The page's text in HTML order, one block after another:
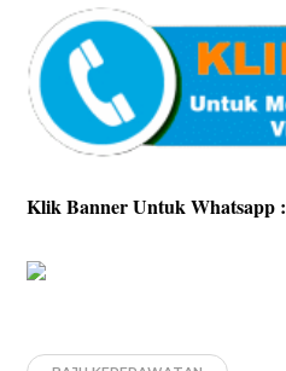
Klik Banner Untuk Whatsapp :